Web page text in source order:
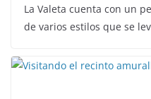
La Valeta cuenta con un
de varios estilos que se